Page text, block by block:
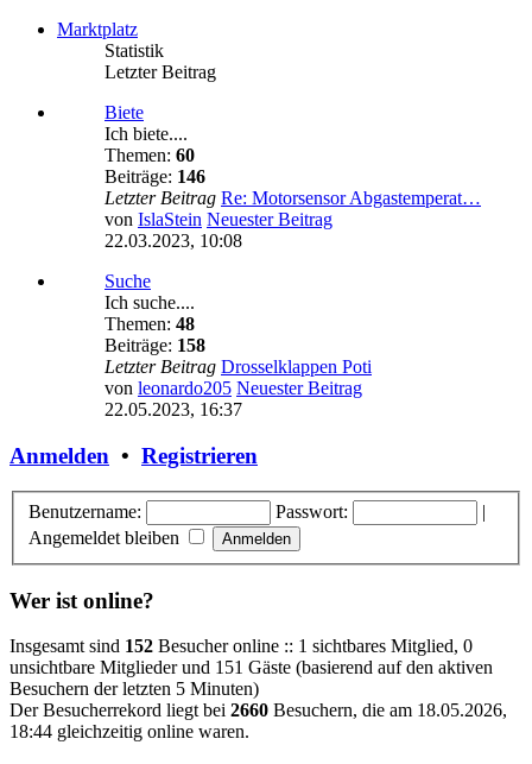
Marktplatz
Statistik
Letzter Beitrag
Biete
Ich biete....
Themen: 60
Beiträge: 146
Letzter Beitrag Re: Motorsensor Abgastemperat…
von IslaStein Neuester Beitrag
22.03.2023, 10:08
Suche
Ich suche....
Themen: 48
Beiträge: 158
Letzter Beitrag Drosselklappen Poti
von leonardo205 Neuester Beitrag
22.05.2023, 16:37
Anmelden • Registrieren
Benutzername: Passwort:
|
Angemeldet bleiben
Wer ist online?
Insgesamt sind 152 Besucher online :: 1 sichtbares Mitglied, 0
unsichtbare Mitglieder und 151 Gäste (basierend auf den aktiven
Besuchern der letzten 5 Minuten)
Der Besucherrekord liegt bei 2660 Besuchern, die am 18.05.2026,
18:44 gleichzeitig online waren.